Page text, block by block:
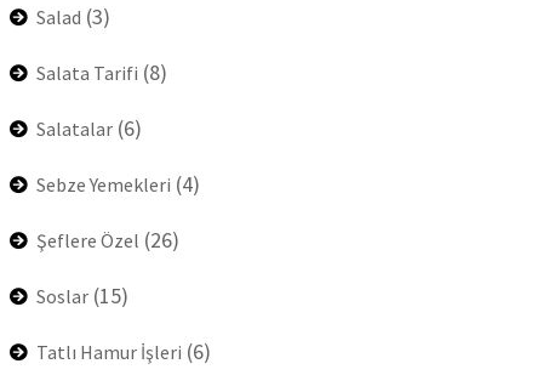
Salad (3)
Salata Tarifi (8)
Salatalar (6)
Sebze Yemekleri (4)
Şeflere Özel (26)
Soslar (15)
Tatlı Hamur İşleri (6)